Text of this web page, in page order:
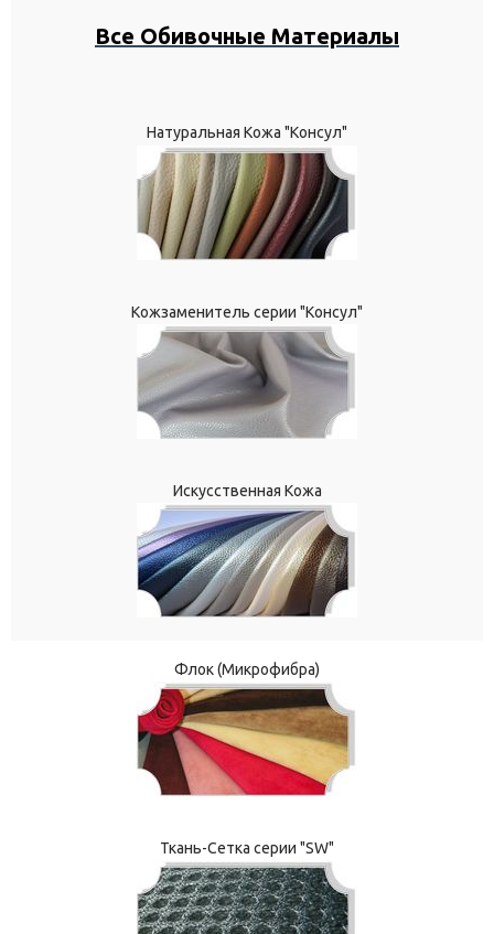
Все Обивочные Материалы
Натуральная Кожа "Консул"
Кожзаменитель серии "Консул"
Искусственная Кожа
Флок (Микрофибра)
Ткань-Сетка серии "SW"